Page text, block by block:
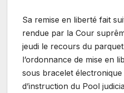
Sa remise en liberté fait
rendue par la Cour
jeudi le recours du
l’ordonnance de mise en
sous bracelet
d’instruction du Pool